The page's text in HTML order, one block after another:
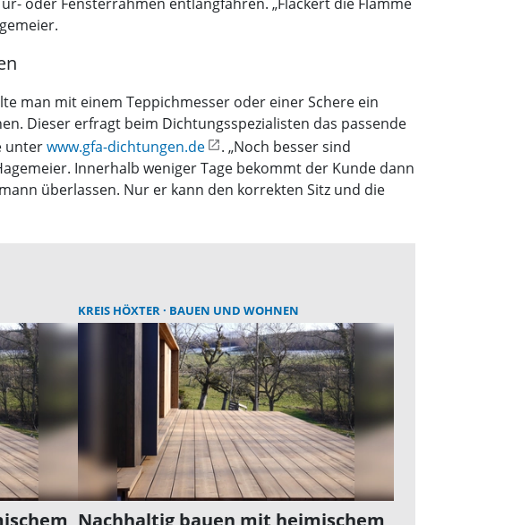
man mit einem Teppichmesser oder einer Schere ein
Dieser erfragt beim Dichtungsspezialisten das passende
unterwww.gfa-dichtungen.de
. „Noch besser sind
Innerhalb weniger Tage bekommt der Kunde dann
überlassen. Nur er kann den korrekten Sitz und die
KREIS HÖXTER BAUEN UND WOHNEN
Nachhaltig bauen mit heimischem